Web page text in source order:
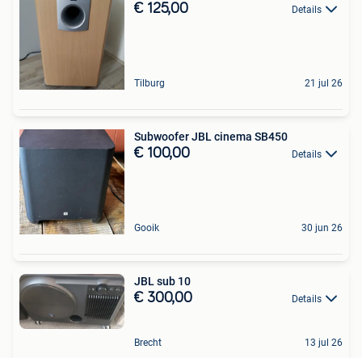
€ 125,00 Details
Tilburg 21 jul 26
Subwoofer JBL cinema SB450
€ 100,00 Details
Gooik 30 jun 26
JBL sub 10
€ 300,00 Details
Brecht 13 jul 26